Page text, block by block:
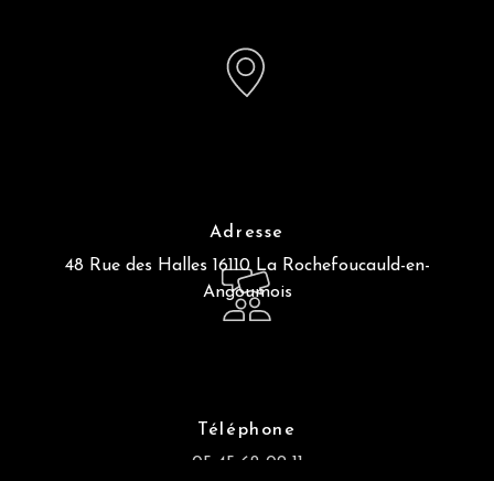
Adresse
48 Rue des Halles 16110 La Rochefoucauld-en-
Angoumois
Téléphone
05 45 62 09 11